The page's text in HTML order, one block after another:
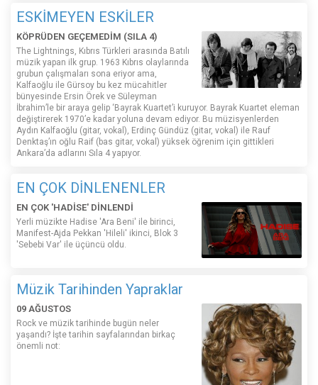
ESKİMEYEN ESKİLER
KÖPRÜDEN GEÇEMEDİM (SILA 4)
The Lightnings, Kıbrıs Türkleri arasında Batılı
müzik yapan ilk grup. 1963 Kıbrıs olaylarında
grubun çalışmaları sona eriyor ama,
Kalfaoğlu ile Gürsoy bu kez mücahitler
bünyesinde Ersin Örek ve Süleyman
İbrahim’le bir araya gelip ‘Bayrak Kuartet’i kuruyor. Bayrak Kuartet eleman
değiştirerek 1970’e kadar yoluna devam ediyor. Bu müzisyenlerden
Aydın Kalfaoğlu (gitar, vokal), Erdinç Gündüz (gitar, vokal) ile Rauf
Denktaş’ın oğlu Raif (bas gitar, vokal) yüksek öğrenim için gittikleri
Ankara’da adlarını Sıla 4 yapıyor.
EN ÇOK DİNLENENLER
EN ÇOK 'HADİSE' DİNLENDİ
Yerli müzikte Hadise 'Ara Beni' ile birinci,
Manifest-Ajda Pekkan 'Hileli' ikinci, Blok 3
'Sebebi Var' ile üçüncü oldu.
Müzik Tarihinden Yapraklar
09 AĞUSTOS
Rock ve müzik tarihinde bugün neler
yaşandı? İşte tarihin sayfalarından birkaç
önemli not: